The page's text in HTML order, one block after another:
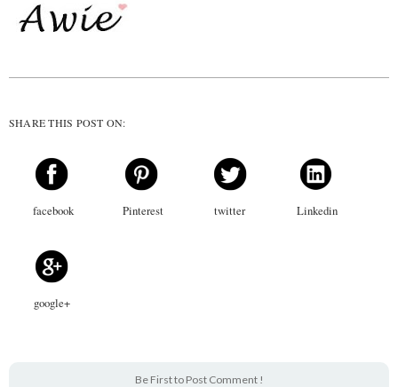
SHARE THIS POST ON:
facebook Pinterest twitter Linkedin
google+
Be First to Post Comment !